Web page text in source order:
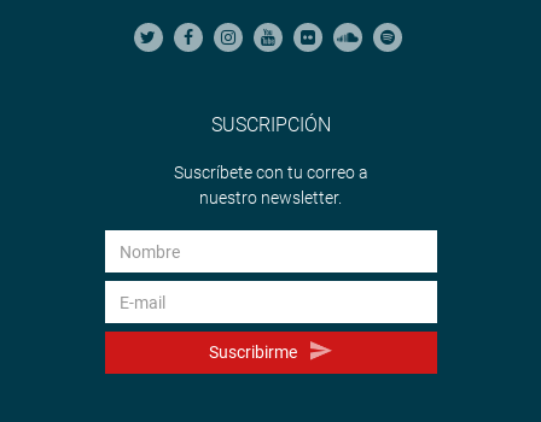
SUSCRIPCIÓN
Suscríbete con tu correo a
nuestro newsletter.
Suscribirme